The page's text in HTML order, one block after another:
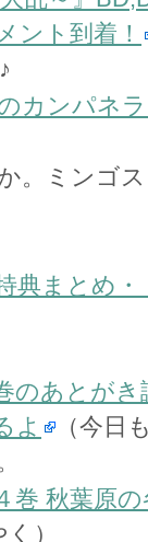
ント到着！
カンパネ
。ミンゴ
典まとめ
のあとが
よ
（今日
巻 秋葉原
）